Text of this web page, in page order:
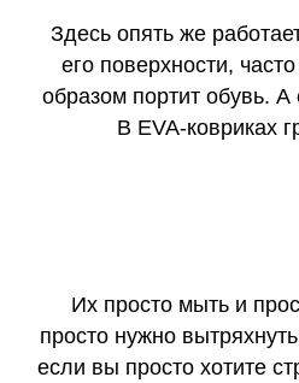
Здесь опять же
его поверхности,
образом портит обувь.
В EVA-ковриках
Их просто мыть и
просто нужно
если вы просто хотите